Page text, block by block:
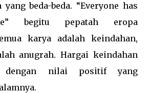
beda-beda. “Everyone has
begitu pepatah eropa
karya adalah keindahan,
anugrah. Hargai keindahan
dengan nilai positif yang